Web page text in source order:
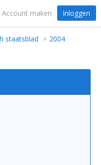
Account maken Inloggen
staatsblad
2004